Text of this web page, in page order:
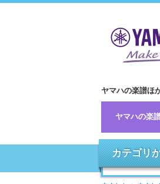
ヤマハの楽譜ほ
ヤマハの楽
カテゴリ